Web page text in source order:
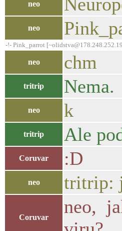
neo
neo
-!- Pink_parrot
neo chm
tritrip Nema.
neo k
tritrip Ale
Coruvar :D
neo tritrip:
Coruvar
neo,